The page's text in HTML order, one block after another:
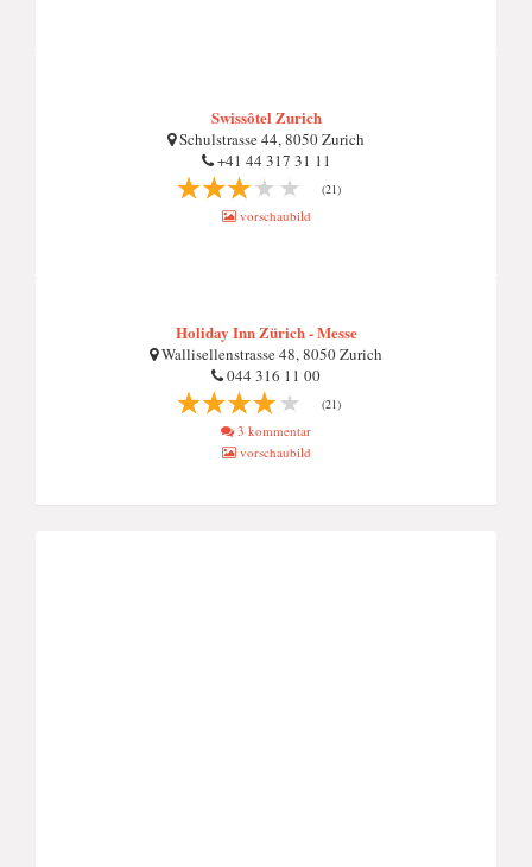
Swissôtel Zurich
Schulstrasse 44, 8050 Zurich
+41 44 317 31 11
(21)
vorschaubild
Holiday Inn Zürich - Messe
Wallisellenstrasse 48, 8050 Zurich
044 316 11 00
(21)
3 kommentar
vorschaubild